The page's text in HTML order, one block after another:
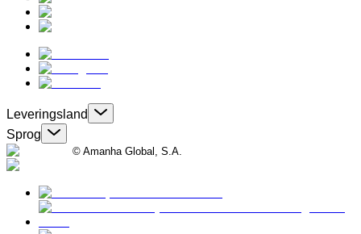
Leveringsland
Sprog
© Amanha Global, S.A.